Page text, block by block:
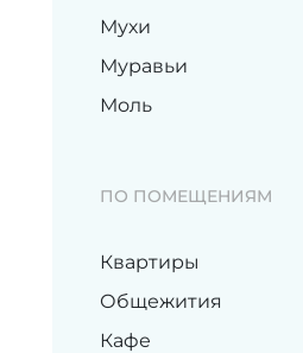
Мухи
Муравьи
Моль
ПО ПОМЕЩЕНИЯМ
Квартиры
Общежития
Кафе